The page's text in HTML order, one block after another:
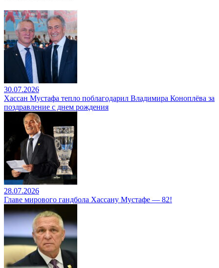
30.07.2026
Хассан Мустафа тепло поблагодарил Владимира Коноплёва за
поздравление с днем рождения
28.07.2026
Главе мирового гандбола Хассану Мустафе — 82!